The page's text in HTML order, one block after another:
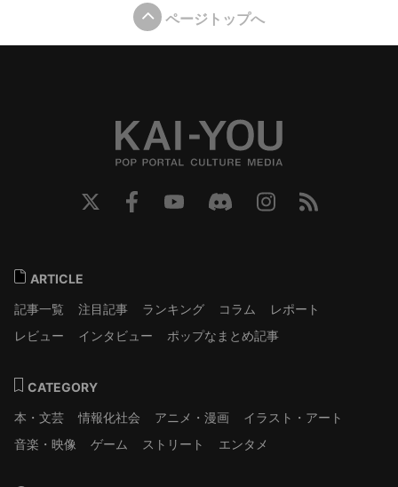
ページトップへ
ARTICLE
記事一覧
注目記事 ランキング コラム
レポート
レビュー
インタビュー ポップなまとめ記事
CATEGORY
本・文芸
情報化社会 アニメ・漫画
イラスト・アート
音楽・映像
ゲーム ストリート エンタメ